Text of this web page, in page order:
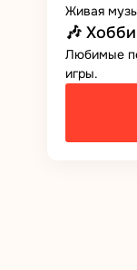
Живая
🎶
Любимые
игры.